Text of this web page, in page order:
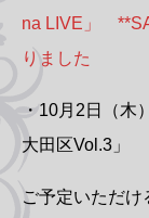
na LIVE」
りました
・10月2日（木
大田区Vol.3」
ご予定いただ